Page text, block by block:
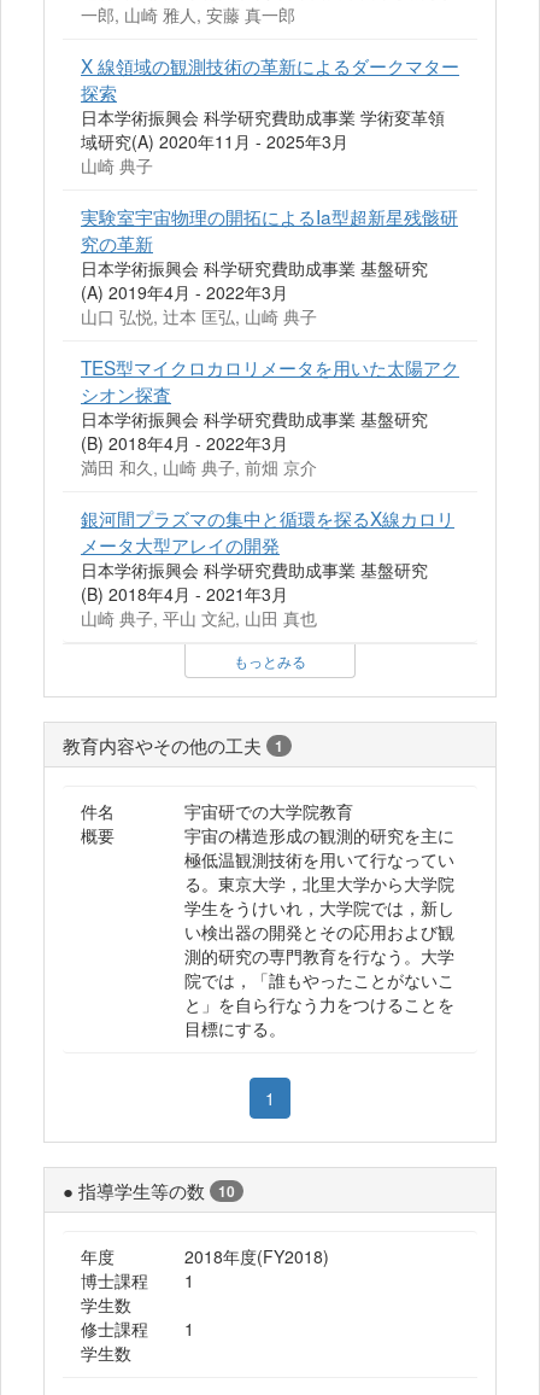
一郎, 山崎 雅人, 安藤 真一郎
X 線領域の観測技術の革新によるダークマター
探索
日本学術振興会 科学研究費助成事業 学術変革領
域研究(A) 2020年11月 - 2025年3月
山崎 典子
実験室宇宙物理の開拓によるIa型超新星残骸研
究の革新
日本学術振興会 科学研究費助成事業 基盤研究
(A) 2019年4月 - 2022年3月
山口 弘悦, 辻本 匡弘, 山崎 典子
TES型マイクロカロリメータを用いた太陽アク
シオン探査
日本学術振興会 科学研究費助成事業 基盤研究
(B) 2018年4月 - 2022年3月
満田 和久, 山崎 典子, 前畑 京介
銀河間プラズマの集中と循環を探るX線カロリ
メータ大型アレイの開発
日本学術振興会 科学研究費助成事業 基盤研究
(B) 2018年4月 - 2021年3月
山崎 典子, 平山 文紀, 山田 真也
もっとみる
教育内容やその他の工夫 1
件名
宇宙研での大学院教育
概要
宇宙の構造形成の観測的研究を主に
極低温観測技術を用いて行なってい
る。東京大学，北里大学から大学院
学生をうけいれ，大学院では，新し
い検出器の開発とその応用および観
測的研究の専門教育を行なう。大学
院では，「誰もやったことがないこ
と」を自ら行なう力をつけることを
目標にする。
1
● 指導学生等の数 10
年度
2018年度(FY2018)
博士課程
学生数
1
修士課程
学生数
1